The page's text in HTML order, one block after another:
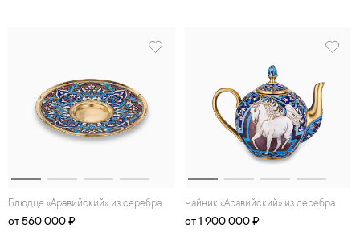
Блюдце «Аравийский» из серебра
от 560 000 ₽
Чайник «Аравийский» из серебра
от 1 900 000 ₽